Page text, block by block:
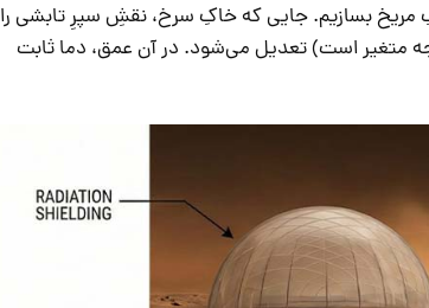
در ژرفای (عمق) ۱۰ متریِ خاکِ مریخ بسازیم. جایی که خاکِ سرخ، نقشِ سپرِ تابشی را
و نوساناتِ دمایی (که در سطح از منفی ۱۰۰ تا مثبت ۲۰ درجه متغیر است) تعدیل می‌شود. در آن عمق، دما ثابت